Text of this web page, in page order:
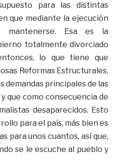
para las distintas
que mediante la ejecución
mantenerse. Esa es la
totalmente divorciado
lo que tiene que
Reformas Estructurales,
demandas principales de las
que como consecuencia de
desaparecidos. Esto
para el país, más bien es
para unos cuantos, así que,
se le escuche al pueblo y